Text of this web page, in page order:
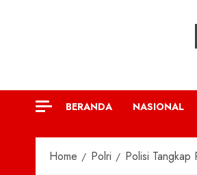
BERANDA NASIONAL
Home Polri Polisi Tangkap